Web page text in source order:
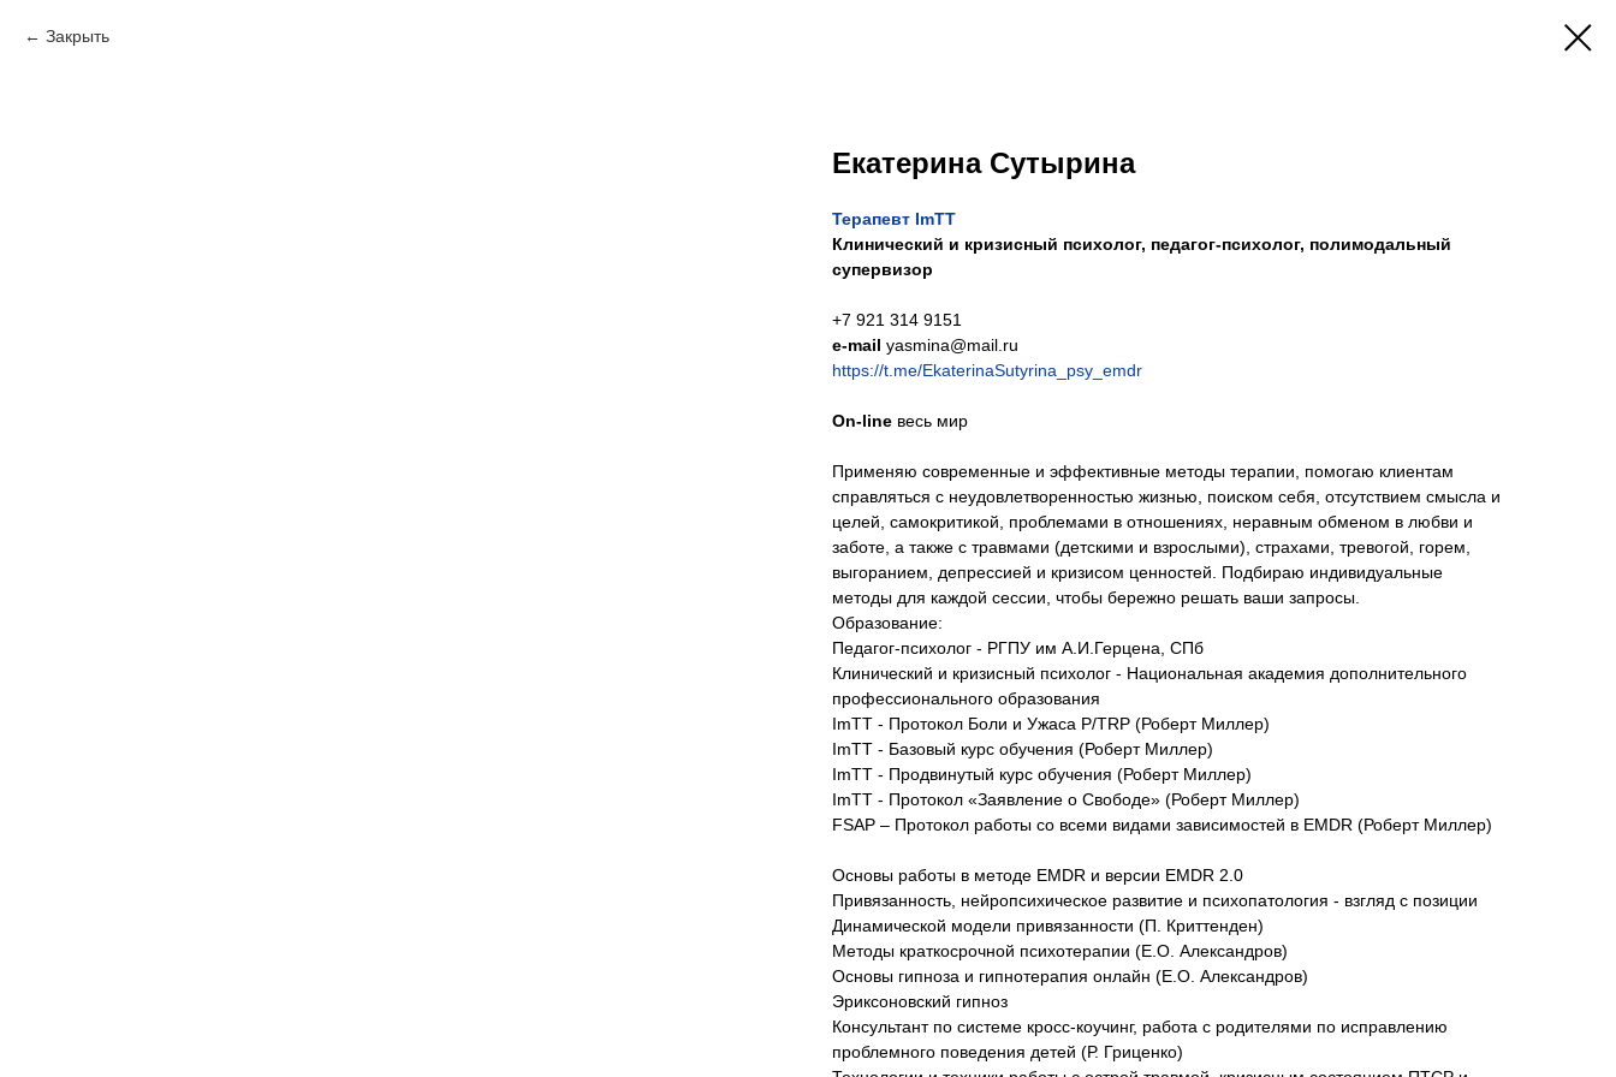
Закрыть
Екатерина Сутырина
Терапевт ImTT
Клинический и кризисный психолог, педагог-психолог, полимодальный
супервизор
+7 921 314 9151
e-mail yasmina@mail.ru
https://t.me/EkaterinaSutyrina_psy_emdr
On-line весь мир
Применяю современные и эффективные методы терапии, помогаю клиентам
справляться с неудовлетворенностью жизнью, поиском себя, отсутствием смысла и
целей, самокритикой, проблемами в отношениях, неравным обменом в любви и
заботе, а также с травмами (детскими и взрослыми), страхами, тревогой, горем,
выгоранием, депрессией и кризисом ценностей. Подбираю индивидуальные
методы для каждой сессии, чтобы бережно решать ваши запросы.
Образование:
Педагог-психолог - РГПУ им А.И.Герцена, СПб
Клинический и кризисный психолог - Национальная академия дополнительного
профессионального образования
ImTT - Протокол Боли и Ужаса P/TRP (Роберт Миллер)
ImTT - Базовый курс обучения (Роберт Миллер)
ImTT - Продвинутый курс обучения (Роберт Миллер)
ImTT - Протокол «Заявление о Свободе» (Роберт Миллер)
FSAP – Протокол работы со всеми видами зависимостей в EMDR (Роберт Миллер)
Основы работы в методе EMDR и версии EMDR 2.0
Привязанность, нейропсихическое развитие и психопатология - взгляд с позиции
Динамической модели привязанности (П. Криттенден)
Методы краткосрочной психотерапии (Е.О. Александров)
Основы гипноза и гипнотерапия онлайн (Е.О. Александров)
Эриксоновский гипноз
Консультант по системе кросс-коучинг, работа с родителями по исправлению
проблемного поведения детей (Р. Гриценко)